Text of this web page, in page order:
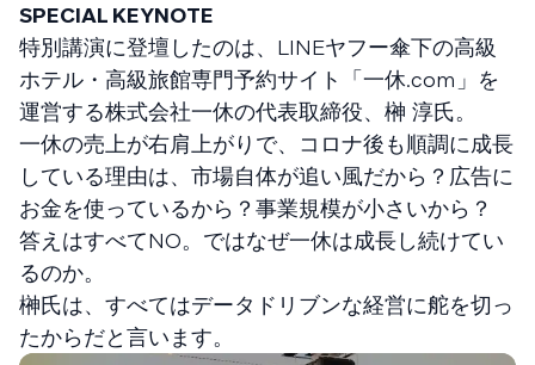
SPECIAL KEYNOTE
特別講演に登壇したのは、LINEヤフー傘下の高級
ホテル・高級旅館専門予約サイト「一休.com」を
運営する株式会社一休の代表取締役、榊 淳氏。
一休の売上が右肩上がりで、コロナ後も順調に成長
している理由は、市場自体が追い風だから？広告に
お金を使っているから？事業規模が小さいから？
答えはすべてNO。ではなぜ一休は成長し続けてい
るのか。
榊氏は、すべてはデータドリブンな経営に舵を切っ
たからだと言います。